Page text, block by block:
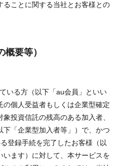
ことに関する当社とお客様との
要等）
いる方（以下「au会員」といい
個人受益者もしくは企業型確定
投資信託の残高のある加入者、
「企業型加入者等」）で、かつ
登録手続を完了したお客様（以
ます）に対して、本サービスを